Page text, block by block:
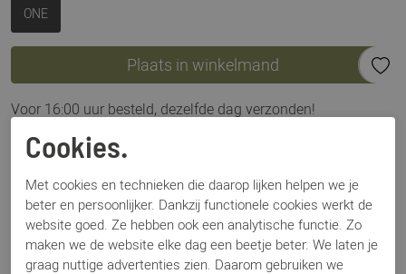
ONE
Plaats in winkelmand
Voor 16:00 uur besteld, dezelfde dag verzonden!
Omschrijving
BS5549 bruin
Specificaties
Cookies.
Met cookies en technieken die daarop lijken helpen we je
beter en persoonlijker. Dankzij functionele cookies werkt de
website goed. Ze hebben ook een analytische functie. Zo
maken we de website elke dag een beetje beter. We laten je
graag nuttige advertenties zien. Daarom gebruiken we